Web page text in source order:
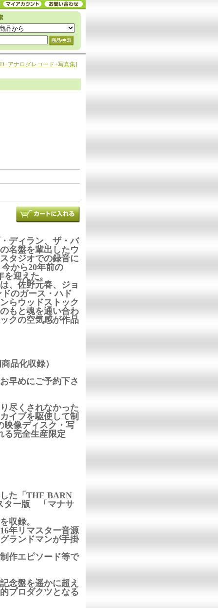
アナログレコード+写真集]
ディラン、ザ・バ
名盤を輩出したウ
タジオでの録音に
から20年前の
迎えた。
、佐野元春、ジョ
のガース・ハド
らウッドストック
もと魂を通い合わ
クの空気感が作品
品化収録）
早めにご予約下さ
尽くされなかった
イブを駆使して制
映像ディスク・写
る完全生産限定
た「THE BARN
ター版 「マナサ
収録。
年リマスター音源
ランドマンが手掛
作エピソード等で
念盤を遥かに超え
プロダクツとなる